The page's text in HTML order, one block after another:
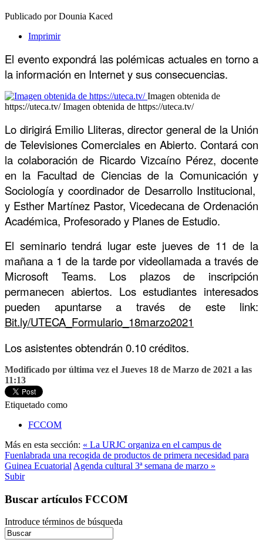
Publicado por Dounia Kaced
Imprimir
El evento expondrá las polémicas actuales en torno a
la información en Internet y sus consecuencias.
Imagen obtenida de
https://uteca.tv/Imagen obtenida de https://uteca.tv/
Lo dirigirá Emilio Lliteras, director general de la Unión
de Televisiones Comerciales en Abierto. Contará con
la colaboración de Ricardo Vizcaíno Pérez, docente
en la Facultad de Ciencias de la Comunicación y
Sociología y coordinador de Desarrollo Institucional,
y Esther Martínez Pastor, Vicedecana de Ordenación
Académica, Profesorado y Planes de Estudio.
El seminario tendrá lugar este jueves de 11 de la
mañana a 1 de la tarde por videollamada a través de
Microsoft Teams. Los plazos de inscripción
permanecen abiertos. Los estudiantes interesados
pueden apuntarse a través de este link:
Bit.ly/UTECA_Formulario_18marzo2021
Los asistentes obtendrán 0.10 créditos.
Modificado por última vez el Jueves 18 de Marzo de 2021 a las
11:13
Etiquetado como
FCCOM
Más en esta sección: « La URJC organiza en el campus de
Fuenlabrada una recogida de productos de primera necesidad para
Guinea Ecuatorial Agenda cultural 3ª semana de marzo »
Subir
Buscar artículos FCCOM
Introduce términos de búsqueda